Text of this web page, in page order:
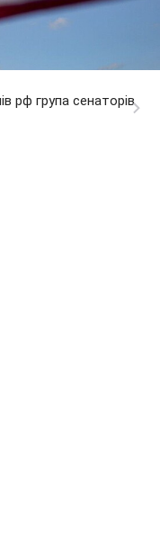
рф група сенаторів